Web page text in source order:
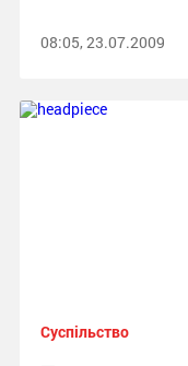
08:05, 23.07.2009
Суспільство